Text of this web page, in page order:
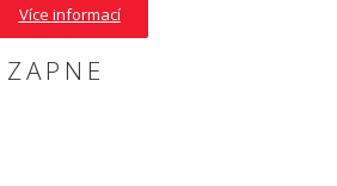
Více informací